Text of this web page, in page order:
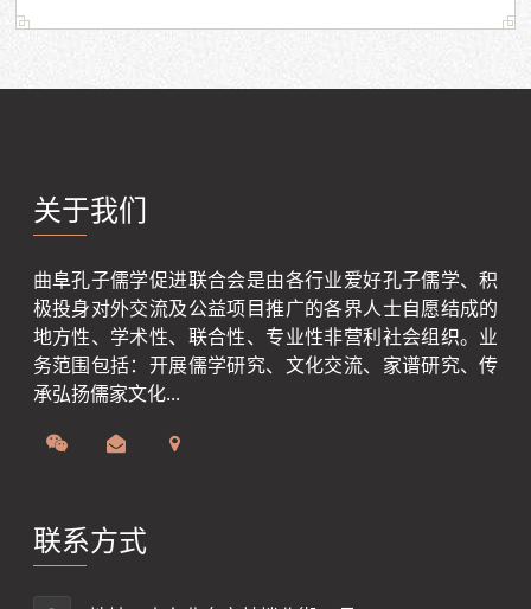
关于我们
曲阜孔子儒学促进联合会是由各行业爱好孔子儒学、积
极投身对外交流及公益项目推广的各界人士自愿结成的
地方性、学术性、联合性、专业性非营利社会组织。业
务范围包括：开展儒学研究、文化交流、家谱研究、传
承弘扬儒家文化...
联系方式